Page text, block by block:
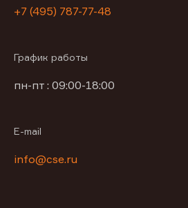
+7 (495) 787-77-48
График работы
пн-пт : 09:00-18:00
E-mail
info@cse.ru